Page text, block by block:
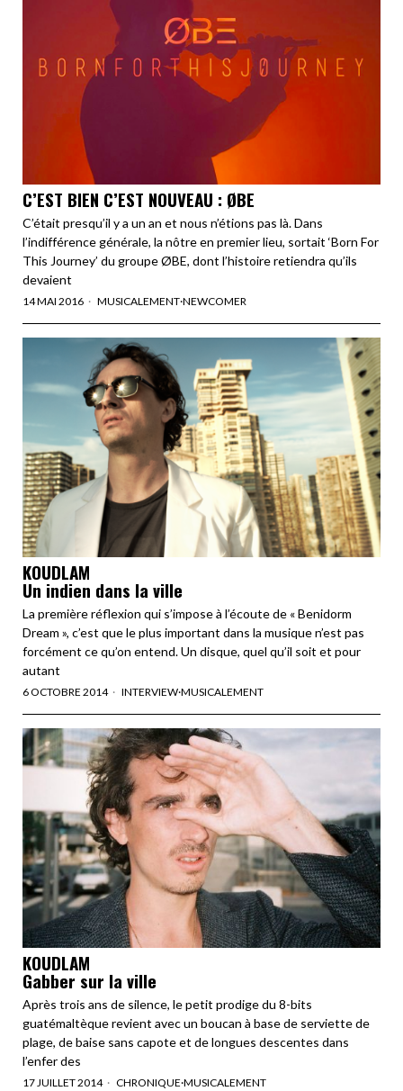
C’EST BIEN C’EST NOUVEAU : ØBE
C’était presqu’il y a un an et nous n’étions pas là. Dans
l’indifférence générale, la nôtre en premier lieu, sortait ‘Born For
This Journey’ du groupe ØBE, dont l’histoire retiendra qu’ils
devaient
14 MAI 2016 MUSICALEMENT·NEWCOMER
KOUDLAM
Un indien dans la ville
La première réflexion qui s’impose à l’écoute de « Benidorm
Dream », c’est que le plus important dans la musique n’est pas
forcément ce qu’on entend. Un disque, quel qu’il soit et pour
autant
6 OCTOBRE 2014 INTERVIEW·MUSICALEMENT
KOUDLAM
Gabber sur la ville
Après trois ans de silence, le petit prodige du 8-bits
guatémaltèque revient avec un boucan à base de serviette de
plage, de baise sans capote et de longues descentes dans
l’enfer des
17 JUILLET 2014 CHRONIQUE·MUSICALEMENT